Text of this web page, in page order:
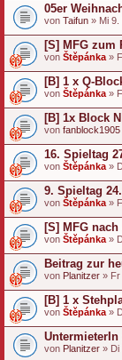
05er
von Taifun » Mi 9.
[S] MFG zum
von Štěpánka »
[B] 1 x Q-
von Štěpánka »
[B] 1x Block
von fanblock1905
16. Spieltag
von Štěpánka »
9. Spieltag
von Štěpánka »
[S] MFG
von Štěpánka »
Beitrag zur
von Planitzer » Fr
[B] 1 x
von Štěpánka »
von Planitzer » Di